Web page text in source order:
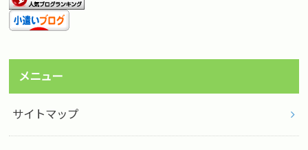
メニュー
サイトマップ